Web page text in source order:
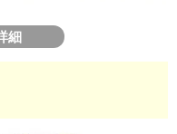
細